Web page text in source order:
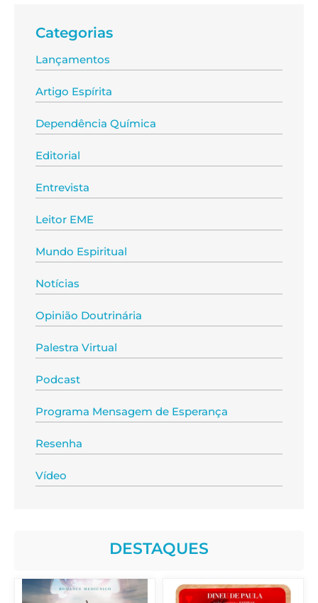
Categorias
Lançamentos
Artigo Espírita
Dependência Química
Editorial
Entrevista
Leitor EME
Mundo Espiritual
Notícias
Opinião Doutrinária
Palestra Virtual
Podcast
Programa Mensagem de Esperança
Resenha
Vídeo
DESTAQUES